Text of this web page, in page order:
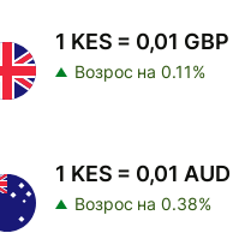
1 KES = 0,01 GBP
Возрос на 0.11%
1 KES = 0,01 AUD
Возрос на 0.38%